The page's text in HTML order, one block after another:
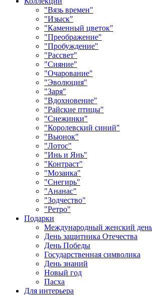
"Вязь времен"
"Изыск"
"Каменный цветок"
"Преображение"
"Пробуждение"
"Рассвет"
"Сияние"
"Очарование"
"Эволюция"
"Заря"
"Вдохновение"
"Райские птицы"
"Снежинки"
"Королевский синий"
"Вьюнок"
"Лотос"
"Инь и Янь"
"Контраст"
"Мозаика"
"Снегирь"
"Ананас"
"Зодчество"
"Ретро"
Подарки
Международный женский день
День защитника Отечества
День Победы
Государственная символика
День знаний
Новый год
Пасха
Для интерьера